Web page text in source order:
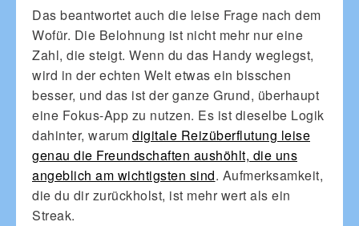
Das beantwortet auch die leise Frage nach dem
Wofür. Die Belohnung ist nicht mehr nur eine
Zahl, die steigt. Wenn du das Handy weglegst,
wird in der echten Welt etwas ein bisschen
besser, und das ist der ganze Grund, überhaupt
eine Fokus-App zu nutzen. Es ist dieselbe Logik
dahinter, warum digitale Reizüberflutung leise
genau die Freundschaften aushöhlt, die uns
angeblich am wichtigsten sind. Aufmerksamkeit,
die du dir zurückholst, ist mehr wert als ein
Streak.